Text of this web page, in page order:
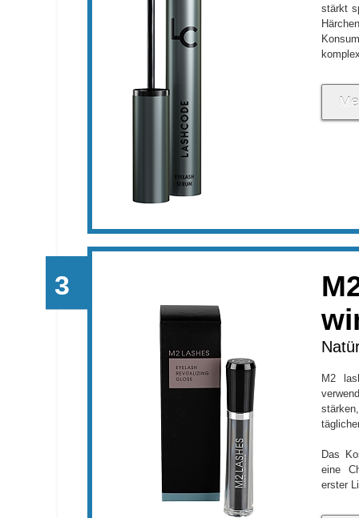
stärkt
M2
Das
eine
erster